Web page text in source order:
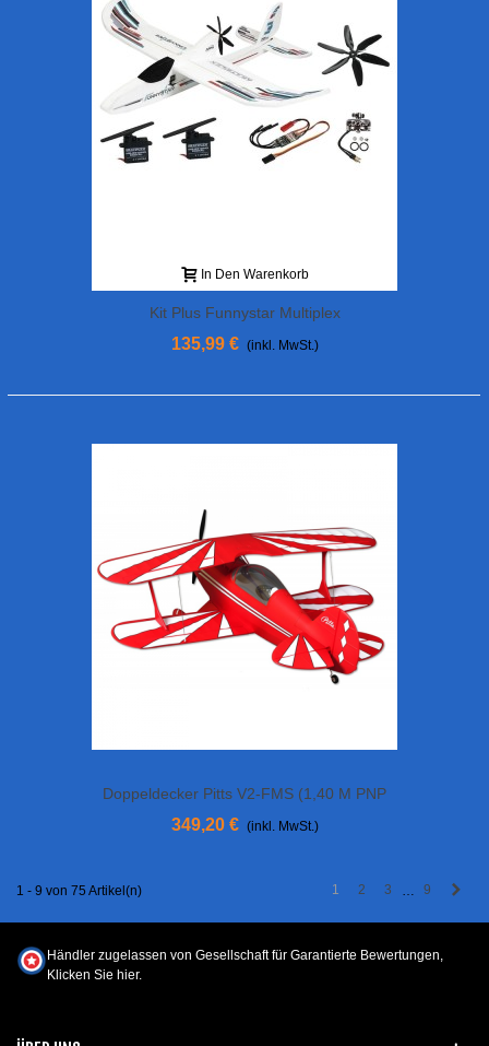
In Den Warenkorb
Kit Plus Funnystar Multiplex
135,99 € (inkl. MwSt.)
Doppeldecker Pitts V2-FMS (1,40 M PNP
EPO
349,20 € (inkl. MwSt.)
1 - 9 von 75 Artikel(n) 1 2 3 9
Händler zugelassen von Gesellschaft für Garantierte Bewertungen,
Klicken Sie hier.